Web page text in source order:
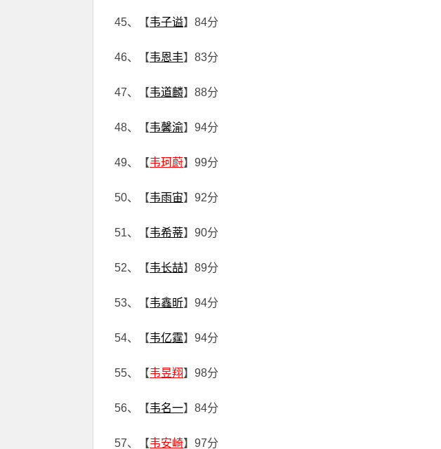
45、【韦子谥】84分
46、【韦恩丰】83分
47、【韦道麟】88分
48、【韦馨渝】94分
49、【韦珂蔚】99分
50、【韦雨宙】92分
51、【韦希蒂】90分
52、【韦长喆】89分
53、【韦鑫昕】94分
54、【韦亿霆】94分
55、【韦昱翔】98分
56、【韦名一】84分
57、【韦安崎】97分